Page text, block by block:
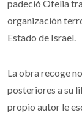
padeció Ofelia
organización
Estado de Israel.
La obra recoge
posteriores a su
propio autor le